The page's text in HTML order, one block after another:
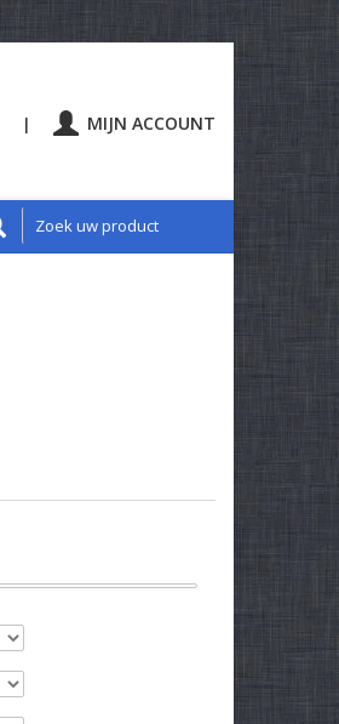
| MIJN ACCOUNT